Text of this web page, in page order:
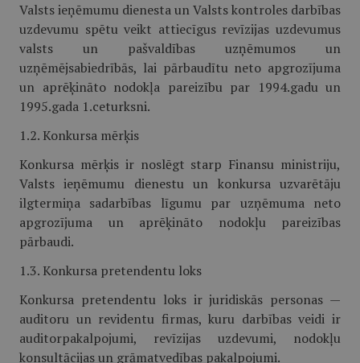
Valsts ieņēmumu dienesta un Valsts kontroles darbības
uzdevumu spētu veikt attiecīgus revīzijas uzdevumus
valsts un pašvaldības uzņēmumos un
uzņēmējsabiedrībās, lai pārbaudītu neto apgrozījuma
un aprēķināto nodokļa pareizību par 1994.gadu un
1995.gada 1.ceturksni.
1.2. Konkursa mērķis
Konkursa mērķis ir noslēgt starp Finansu ministriju,
Valsts ieņēmumu dienestu un konkursa uzvarētāju
ilgtermiņa sadarbības līgumu par uzņēmuma neto
apgrozījuma un aprēķināto nodokļu pareizības
pārbaudi.
1.3. Konkursa pretendentu loks
Konkursa pretendentu loks ir juridiskās personas —
auditoru un revidentu firmas, kuru darbības veidi ir
auditorpakalpojumi, revīzijas uzdevumi, nodokļu
konsultācijas un grāmatvedības pakalpojumi.